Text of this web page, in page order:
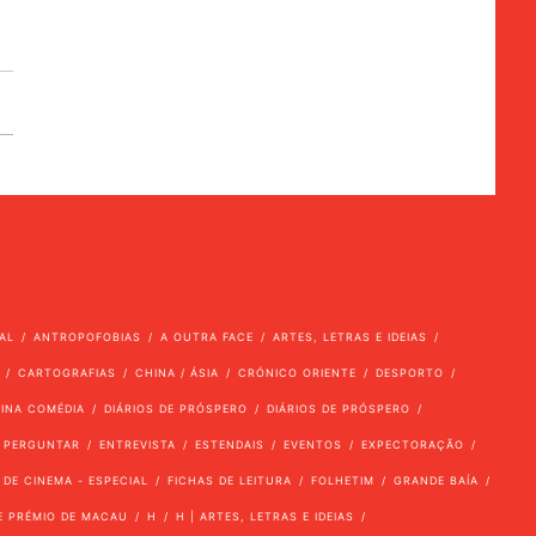
ANTROPOFOBIAS A OUTRA FACE ARTES, LETRAS E IDEIAS
CARTOGRAFIAS CHINA / ÁSIA CRÓNICO ORIENTE DESPORTO
COMÉDIA DIÁRIOS DE PRÓSPERO DIÁRIOS DE PRÓSPERO
ENTREVISTA ESTENDAIS EVENTOS EXPECTORAÇÃO
CINEMA - ESPECIAL FICHAS DE LEITURA FOLHETIM GRANDE BAÍA
PRÉMIO DE MACAU H H | ARTES, LETRAS E IDEIAS